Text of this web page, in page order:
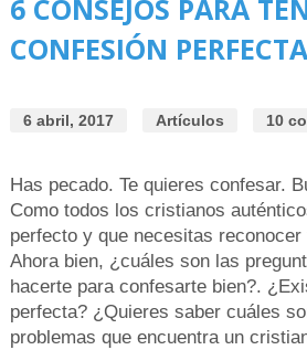
6 CONSEJOS PARA
CONFESIÓN PERFECTA
6 abril, 2017 Artículos 10
Has pecado. Te quieres confesar.
Como todos los cristianos
perfecto y que necesitas
Ahora bien, ¿cuáles son las
hacerte para confesarte bien?.
perfecta? ¿Quieres saber cuáles
problemas que encuentra un